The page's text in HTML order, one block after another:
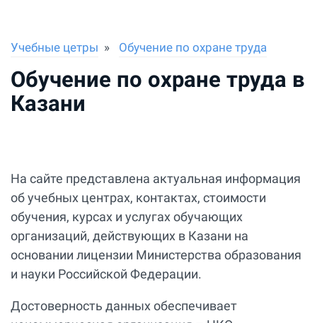
Учебные цетры Обучение по охране труда
Обучение по охране труда в
Казани
На сайте представлена актуальная информация
об учебных центрах, контактах, стоимости
обучения, курсах и услугах обучающих
организаций, действующих в Казани на
основании лицензии Министерства образования
и науки Российской Федерации.
Достоверность данных обеспечивает